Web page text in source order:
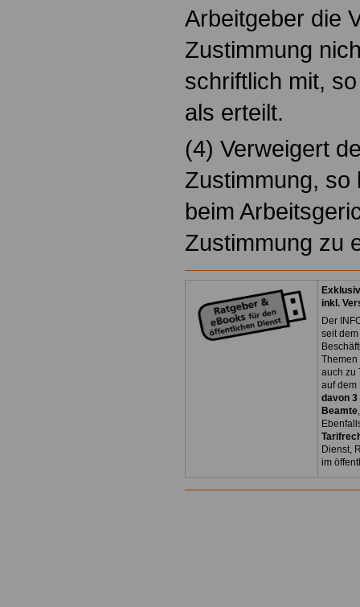
Arbeitgeber die
Zustimmung
schriftlich mit,
als erteilt.
(4) Verweigert
Zustimmung, so
beim
Zustimmung zu
inkl.
Der
seit
Themen
auch zu
auf dem
davon 3
Beamte
Dienst,
im